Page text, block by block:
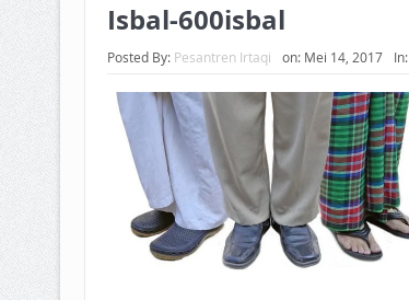
Isbal-600isbal
Posted By: Pesantren Irtaqi on: Mei 14, 2017 In: